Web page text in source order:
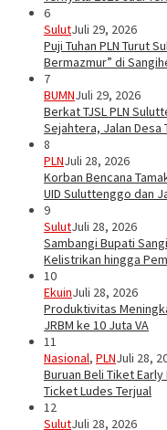
6
SulutJuli 29, 2026
Puji Tuhan PLN Turut
Bermazmur” di
7
BUMNJuli 29, 2026
Berkat TJSL PLN
Sejahtera, Jalan Desa
8
PLNJuli 28, 2026
Korban Bencana
UID Suluttenggo dan
9
SulutJuli 28, 2026
Sambangi Bupati
Kelistrikan hingga
10
EkuinJuli 28, 2026
Produktivitas
JRBM ke 10 Juta VA
11
Nasional, PLNJuli 28,
Buruan Beli Tiket
Ticket Ludes Terjual
12
SulutJuli 28, 2026